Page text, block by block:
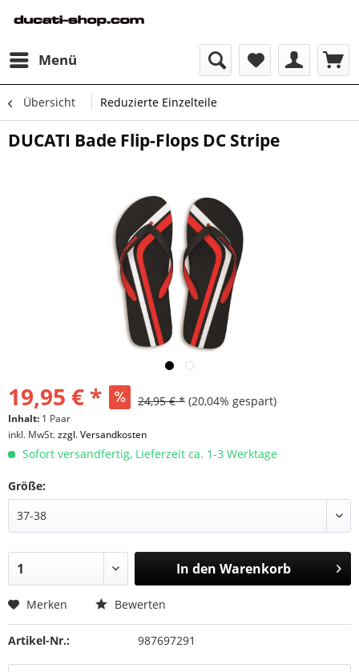
Menü
Übersicht Reduzierte Einzelteile
DUCATI Bade Flip-Flops DC Stripe
19,95 € * 24,95 € * (20,04% gespart)
Inhalt: 1 Paar
inkl. MwSt.zzgl. Versandkosten
Sofort versandfertig, Lieferzeit ca. 1-3 Werktage
Größe:
In den Warenkorb
Merken Bewerten
Artikel-Nr.: 987697291